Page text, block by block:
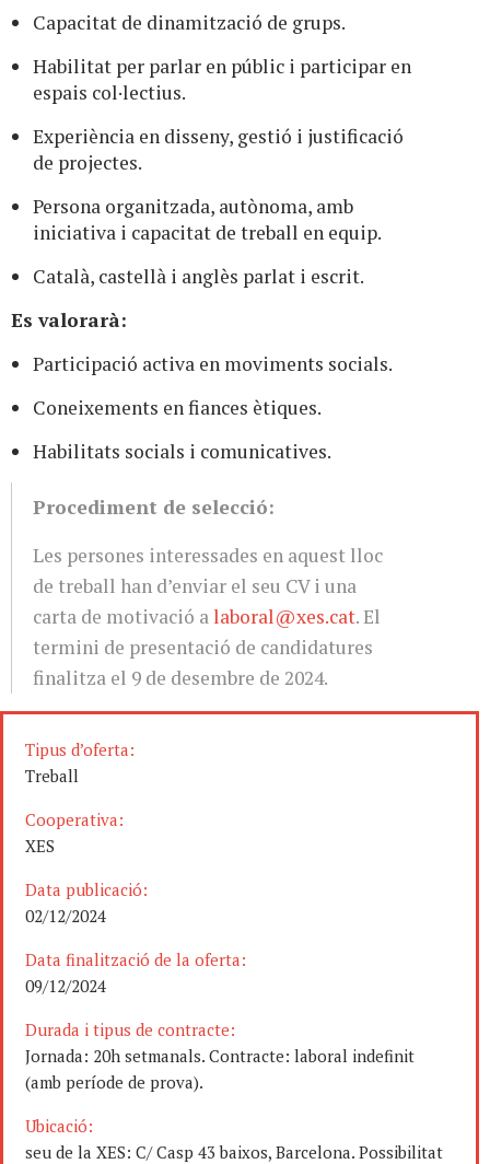
Capacitat de dinamització de grups.
Habilitat per parlar en públic i participar en
espais col·lectius.
Experiència en disseny, gestió i justificació
de projectes.
Persona organitzada, autònoma, amb
iniciativa i capacitat de treball en equip.
Català, castellà i anglès parlat i escrit.
Es valorarà:
Participació activa en moviments socials.
Coneixements en fiances ètiques.
Habilitats socials i comunicatives.
Procediment de selecció:
Les persones interessades en aquest lloc
de treball han d’enviar el seu CV i una
carta de motivació a laboral@xes.cat. El
termini de presentació de candidatures
finalitza el 9 de desembre de 2024.
Tipus d’oferta:
Treball
Cooperativa:
XES
Data publicació:
02/12/2024
Data finalització de la oferta:
09/12/2024
Durada i tipus de contracte:
Jornada: 20h setmanals. Contracte: laboral indefinit
(amb període de prova).
Ubicació:
seu de la XES: C/ Casp 43 baixos, Barcelona. Possibilitat